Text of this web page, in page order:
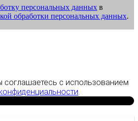
персональных данных в
обработки персональных данных.
соглашаетесь с использованием
.